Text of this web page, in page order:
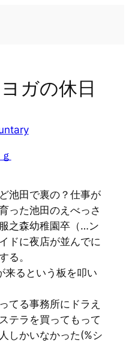
ガの休日
池田で裏の？仕事が
った池田のえべっさ
之森幼稚園卒（…ン
ドに夜店が並んでに
る。
るという板を叩い
てる事務所にドラえ
テラを買ってもって
しかいなかった(%シ